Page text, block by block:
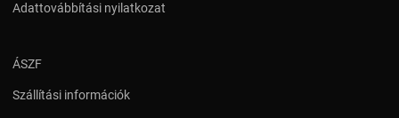
Adattovábbítási nyilatkozat
ÁSZF
Szállítási információk